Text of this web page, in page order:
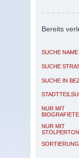
Bereits
SUCHE NAME
SUCHE
SUCHE IN
NUR MIT
NUR MIT
SORTIERUNG